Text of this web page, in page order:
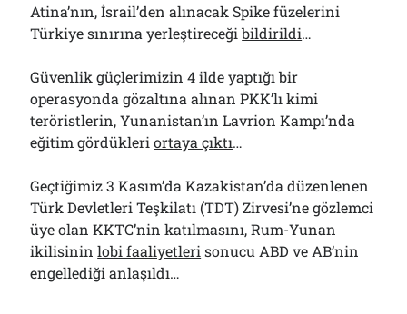
Atina’nın, İsrail’den alınacak Spike füzelerini
Türkiye sınırına yerleştireceğibildirildi…
Güvenlik güçlerimizin 4 ilde yaptığı bir
operasyonda gözaltına alınan PKK’lı kimi
teröristlerin, Yunanistan’ın Lavrion Kampı’nda
eğitim gördükleriortaya çıktı…
Geçtiğimiz 3 Kasım’da Kazakistan’da düzenlenen
Türk Devletleri Teşkilatı (TDT) Zirvesi’ne gözlemci
üye olan KKTC’nin katılmasını, Rum-Yunan
ikilisininlobi faaliyetleri sonucu ABD ve AB’nin
engellediği anlaşıldı…